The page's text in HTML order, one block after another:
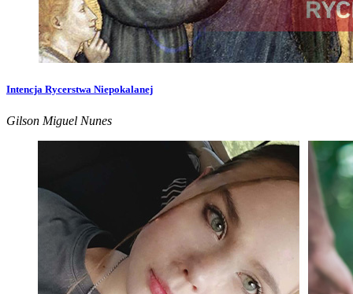
Intencja Rycerstwa Niepokalanej
Gilson Miguel Nunes